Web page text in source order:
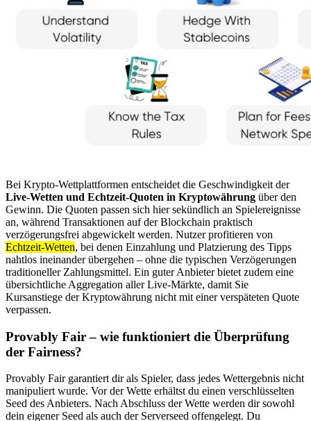
Bei Krypto-Wettplattformen entscheidet die Geschwindigkeit der
Live-Wetten und Echtzeit-Quoten in Kryptowährung über den
Gewinn. Die Quoten passen sich hier sekündlich an Spielereignisse
an, während Transaktionen auf der Blockchain praktisch
verzögerungsfrei abgewickelt werden. Nutzer profitieren von
Echtzeit-Wetten, bei denen Einzahlung und Platzierung des Tipps
nahtlos ineinander übergehen – ohne die typischen Verzögerungen
traditioneller Zahlungsmittel. Ein guter Anbieter bietet zudem eine
übersichtliche Aggregation aller Live-Märkte, damit Sie
Kursanstiege der Kryptowährung nicht mit einer verspäteten Quote
verpassen.
Provably Fair – wie funktioniert die Überprüfung
der Fairness?
Provably Fair garantiert dir als Spieler, dass jedes Wettergebnis nicht
manipuliert wurde. Vor der Wette erhältst du einen verschlüsselten
Seed des Anbieters. Nach Abschluss der Wette werden dir sowohl
dein eigener Seed als auch der Serverseed offengelegt. Du